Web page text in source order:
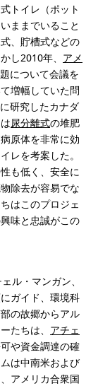
トイレ（ポット
ままでいること
、貯槽式などの
し2010年、 アメ
について会議を
増幅していた問
研究したカナダ
尿分離式の堆肥
原体を非常に効
レを考案した。
も低く、安全に
除去が容易でな
はこのプロジェ
味と忠誠がこの
ル・マンガン、
ガイド、環境科
の故郷からアル
たちは、 アチェ
や資金調達の確
は中南米および
アメリカ合衆国